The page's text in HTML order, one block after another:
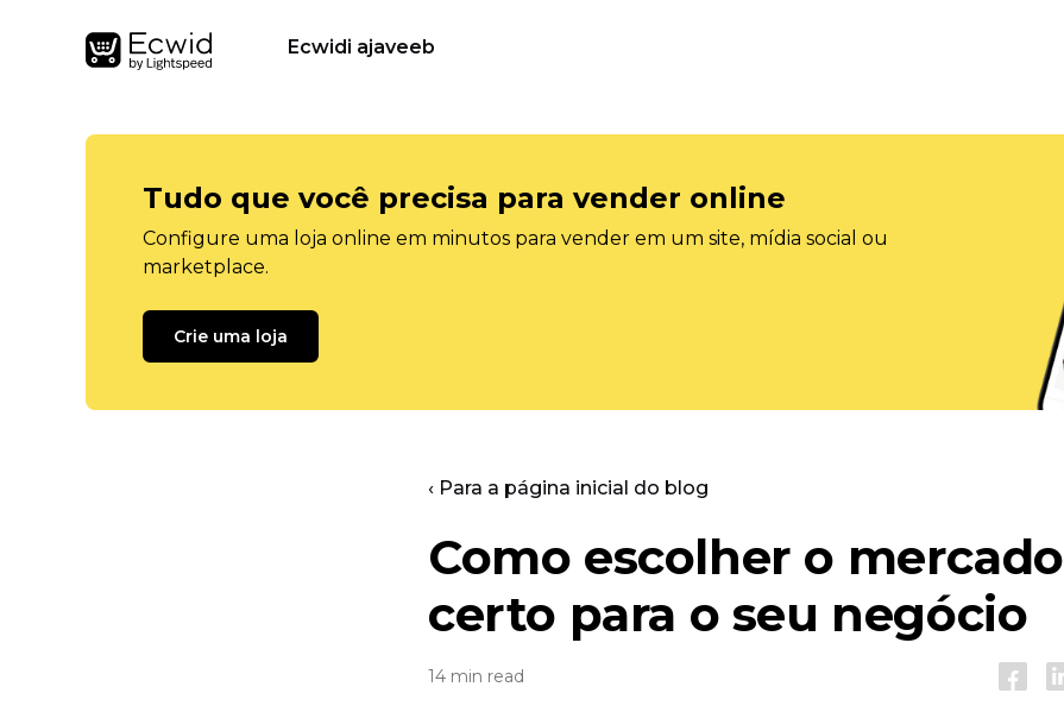
Ecwidi ajaveeb
Tudo que você precisa para vender online
Configure uma loja online em minutos para vender em um site, mídia social ou
marketplace.
Crie uma loja
‹ Para a página inicial do blog
Como escolher o mercado
certo para o seu negócio
14 min read